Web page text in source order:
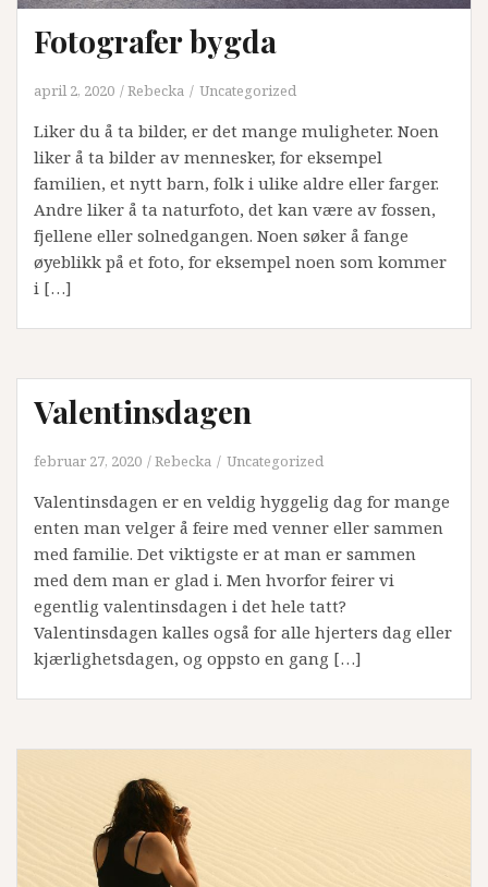
Fotografer bygda
april 2, 2020 Rebecka Uncategorized
Liker du å ta bilder, er det mange muligheter. Noen
liker å ta bilder av mennesker, for eksempel
familien, et nytt barn, folk i ulike aldre eller farger.
Andre liker å ta naturfoto, det kan være av fossen,
fjellene eller solnedgangen. Noen søker å fange
øyeblikk på et foto, for eksempel noen som kommer
i […]
Valentinsdagen
februar 27, 2020 Rebecka Uncategorized
Valentinsdagen er en veldig hyggelig dag for mange
enten man velger å feire med venner eller sammen
med familie. Det viktigste er at man er sammen
med dem man er glad i. Men hvorfor feirer vi
egentlig valentinsdagen i det hele tatt?
Valentinsdagen kalles også for alle hjerters dag eller
kjærlighetsdagen, og oppsto en gang […]